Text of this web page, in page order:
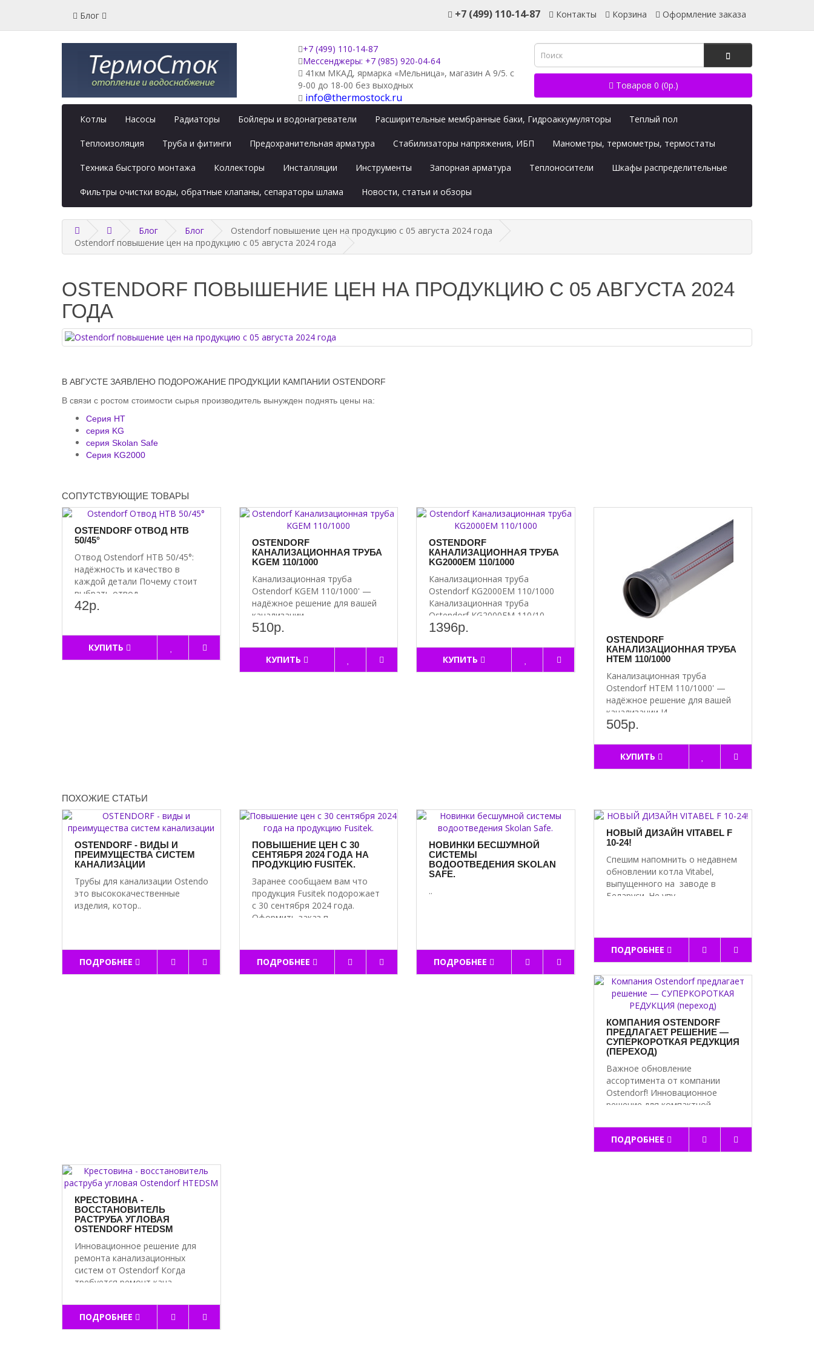
Блог +7 (499) 110-14-87 Контакты Корзина Оформление заказа
+7 (499) 110-14-87
Мессенджеры: +7 (985) 920-04-64
41км МКАД, ярмарка «Мельница», магазин А 9/5. с
9-00 до 18-00 без выходных
info@thermostock.ru
Товаров 0 (0р.)
Котлы Насосы Радиаторы Бойлеры и водонагреватели Расширительные мембранные баки, Гидроаккумуляторы Теплый пол
Теплоизоляция Труба и фитинги Предохранительная арматура Стабилизаторы напряжения, ИБП Манометры, термометры, термостаты
Техника быстрого монтажа Коллекторы Инсталляции Инструменты Запорная арматура Теплоносители Шкафы распределительные
Фильтры очистки воды, обратные клапаны, сепараторы шлама Новости, статьи и обзоры
Блог Блог
Ostendorf повышение цен на продукцию с 05 августа 2024 года
Ostendorf повышение цен на продукцию с 05 августа 2024 года
OSTENDORF ПОВЫШЕНИЕ ЦЕН НА ПРОДУКЦИЮ С 05 АВГУСТА 2024
ГОДА
В АВГУСТЕ ЗАЯВЛЕНО ПОДОРОЖАНИЕ ПРОДУКЦИИ КАМПАНИИ OSTENDORF
В связи с ростом стоимости сырья производитель вынужден поднять цены на:
Серия HT
серия KG
серия Skolan Safe
Серия KG2000
СОПУТСТВУЮЩИЕ ТОВАРЫ
OSTENDORF ОТВОД HTB
50/45°
Отвод Ostendorf HTB 50/45°:
надёжность и качество в
каждой детали Почему стоит
выбрать отвод ..
42р.
КУПИТЬ
OSTENDORF
КАНАЛИЗАЦИОННАЯ ТРУБА
KGEM 110/1000
Канализационная труба
Ostendorf KGEM 110/1000' —
надёжное решение для вашей
канализации ..
510р.
КУПИТЬ
OSTENDORF
КАНАЛИЗАЦИОННАЯ ТРУБА
KG2000EM 110/1000
Канализационная труба
Ostendorf KG2000EM 110/1000
Канализационная труба
Ostendorf KG2000EM 110/10..
1396р.
КУПИТЬ
OSTENDORF
КАНАЛИЗАЦИОННАЯ ТРУБА
HTEM 110/1000
Канализационная труба
Ostendorf HTEM 110/1000' —
надёжное решение для вашей
канализации И..
505р.
КУПИТЬ
ПОХОЖИЕ СТАТЬИ
OSTENDORF - ВИДЫ И
ПРЕИМУЩЕСТВА СИСТЕМ
КАНАЛИЗАЦИИ
Трубы для канализации Ostendorf —
это высококачественные
изделия, котор..
ПОДРОБНЕЕ
ПОВЫШЕНИЕ ЦЕН С 30
СЕНТЯБРЯ 2024 ГОДА НА
ПРОДУКЦИЮ FUSITEK.
Заранее сообщаем вам что
продукция Fusitek подорожает
с 30 сентября 2024 года.
Оформить заказ п..
ПОДРОБНЕЕ
НОВИНКИ БЕСШУМНОЙ
СИСТЕМЫ
ВОДООТВЕДЕНИЯ SKOLAN
SAFE.
..
ПОДРОБНЕЕ
НОВЫЙ ДИЗАЙН VITABEL F
10-24!
Спешим напомнить о недавнем
обновлении котла Vitabel,
выпущенного на заводе в
Беларуси. Не упу..
ПОДРОБНЕЕ
КОМПАНИЯ OSTENDORF
ПРЕДЛАГАЕТ РЕШЕНИЕ —
СУПЕРКОРОТКАЯ РЕДУКЦИЯ
(ПЕРЕХОД)
Важное обновление
ассортимента от компании
Ostendorf! Инновационное
решение для компактной
ПОДРОБНЕЕ
КРЕСТОВИНА -
ВОССТАНОВИТЕЛЬ
РАСТРУБА УГЛОВАЯ
OSTENDORF HTEDSM
Инновационное решение для
ремонта канализационных
систем от Ostendorf Когда
требуется ремонт кана..
ПОДРОБНЕЕ